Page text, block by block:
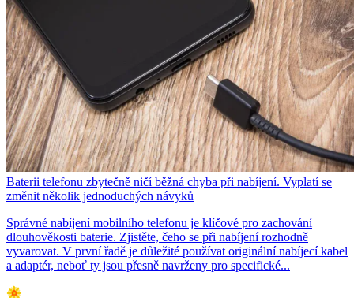
Baterii telefonu zbytečně ničí běžná chyba při nabíjení. Vyplatí se
změnit několik jednoduchých návyků
Správné nabíjení mobilního telefonu je klíčové pro zachování
dlouhověkosti baterie. Zjistěte, čeho se při nabíjení rozhodně
vyvarovat. V první řadě je důležité používat originální nabíjecí kabel
a adaptér, neboť ty jsou přesně navrženy pro specifické...